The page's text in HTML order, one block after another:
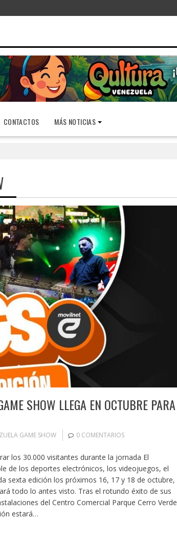
CONTACTOS MÁS NOTICIAS
SHOW LLEGA EN OCTUBRE PARA
GAME SHOW 0 COMENTARIOS
los 30.000 visitantes durante la jornada El
de los deportes electrónicos, los videojuegos, el
sexta edición los próximos 16, 17 y 18 de octubre,
todo lo antes visto. Tras el rotundo éxito de sus
del Centro Comercial Parque Cerro Verde
estará…